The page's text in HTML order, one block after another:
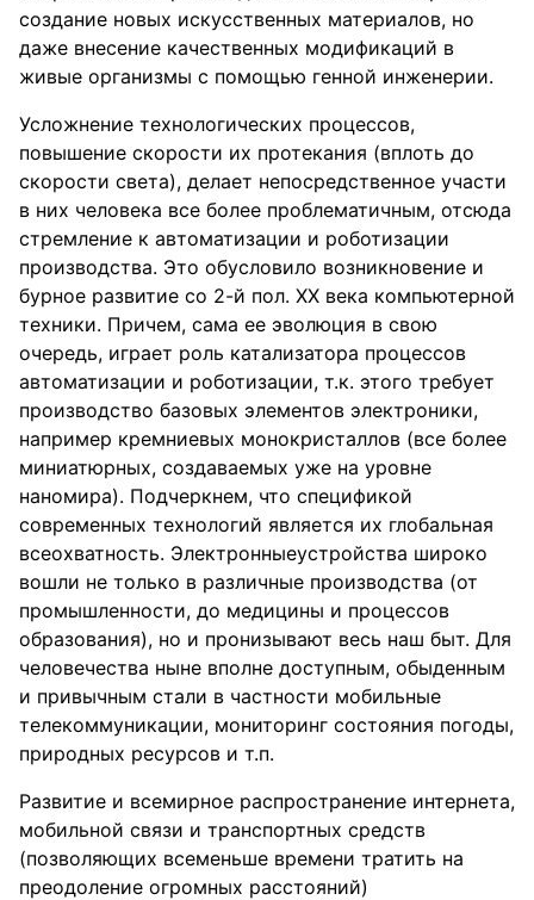
создание новых искусственных материалов, но
даже внесение качественных модификаций в
живые организмы с помощью генной инженерии.
Усложнение технологических процессов,
повышение скорости их протекания (вплоть до
скорости света), делает непосредственное участи
в них человека все более проблематичным, отсюда
стремление к автоматизации и роботизации
производства. Это обусловило возникновение и
бурное развитие со 2-й пол. XX века компьютерной
техники. Причем, сама ее эволюция в свою
очередь, играет роль катализатора процессов
автоматизации и роботизации, т.к. этого требует
производство базовых элементов электроники,
например кремниевых монокристаллов (все более
миниатюрных, создаваемых уже на уровне
наномира). Подчеркнем, что спецификой
современных технологий является их глобальная
всеохватность. Электронныеустройства широко
вошли не только в различные производства (от
промышленности, до медицины и процессов
образования), но и пронизывают весь наш быт. Для
человечества ныне вполне доступным, обыденным
и привычным стали в частности мобильные
телекоммуникации, мониторинг состояния погоды,
природных ресурсов и т.п.
Развитие и всемирное распространение интернета,
мобильной связи и транспортных средств
(позволяющих всеменьше времени тратить на
преодоление огромных расстояний)